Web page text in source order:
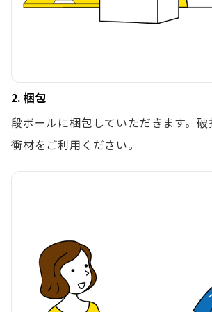
2. 梱包
段ボールに梱包していただきます。
衝材をご利用ください。